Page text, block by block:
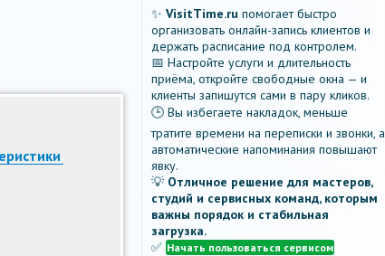
✨ VisitTime.ru помогает быстро
организовать онлайн-запись клиентов и
держать расписание под контролем.
📅 Настройте услуги и длительность
приёма, откройте свободные окна — и
клиенты запишутся сами в пару кликов.
🕒 Вы избегаете накладок, меньше
тратите времени на переписки и звонки, а
автоматические напоминания повышают
явку.
💡 Отличное решение для мастеров,
студий и сервисных команд, которым
важны порядок и стабильная
загрузка.
✅ Начать пользоваться сервисом